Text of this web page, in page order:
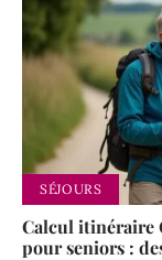
SÉJOURS
Calcul itinéraire
pour seniors :